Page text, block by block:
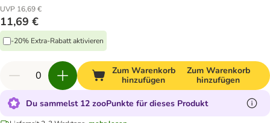
UVP 16,69 €
11,69 €
-20% Extra-Rabatt aktivieren
Zum Warenkorb
hinzufügen
Zum Warenkorb
hinzufügen
Du sammelst 12 zooPunkte für dieses Produkt